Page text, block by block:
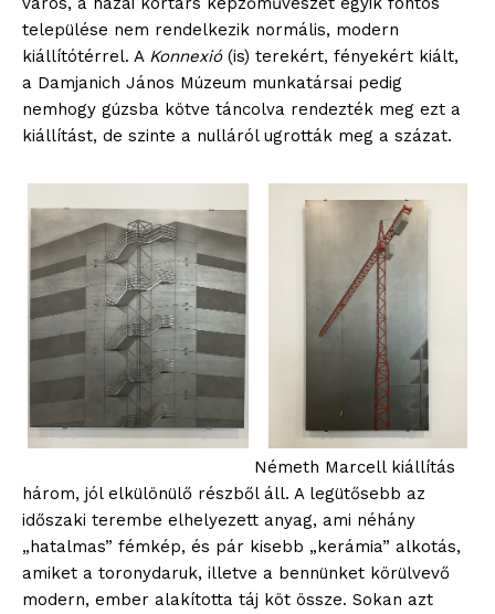
települése nem rendelkezik normális, modern
kiállítótérrel. A Konnexió(is) terekért, fényekért kiált,
a Damjanich János Múzeum munkatársai pedig
nemhogy gúzsba kötve táncolva rendezték meg ezt a
kiállítást, de szinte a nulláról ugrották meg a százat.
Németh Marcell kiállítás
három, jól elkülönülő részből áll. A legütősebb az
időszaki terembe elhelyezett anyag, ami néhány
„hatalmas” fémkép, és pár kisebb „kerámia” alkotás,
amiket a toronydaruk, illetve a bennünket körülvevő
modern, ember alakította táj köt össze. Sokan azt